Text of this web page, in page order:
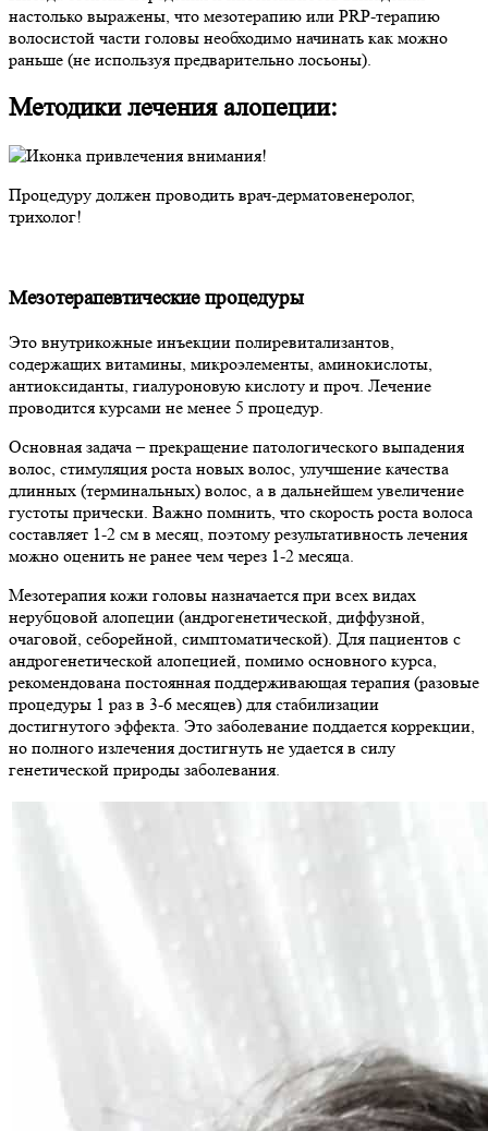
настолько выражены, что мезотерапию или PRP-терапию
волосистой части головы необходимо начинать как можно
раньше (не используя предварительно лосьоны).
Методики лечения алопеции:
Процедуру должен проводить врач-дерматовенеролог,
трихолог!
Мезотерапевтические процедуры
Это внутрикожные инъекции полиревитализантов,
содержащих витамины, микроэлементы, аминокислоты,
антиоксиданты, гиалуроновую кислоту и проч. Лечение
проводится курсами не менее 5 процедур.
Основная задача – прекращение патологического выпадения
волос, стимуляция роста новых волос, улучшение качества
длинных (терминальных) волос, а в дальнейшем увеличение
густоты прически. Важно помнить, что скорость роста волоса
составляет 1-2 см в месяц, поэтому результативность лечения
можно оценить не ранее чем через 1-2 месяца.
Мезотерапия кожи головы назначается при всех видах
нерубцовой алопеции (андрогенетической, диффузной,
очаговой, себорейной, симптоматической). Для пациентов с
андрогенетической алопецией, помимо основного курса,
рекомендована постоянная поддерживающая терапия (разовые
процедуры 1 раз в 3-6 месяцев) для стабилизации
достигнутого эффекта. Это заболевание поддается коррекции,
но полного излечения достигнуть не удается в силу
генетической природы заболевания.